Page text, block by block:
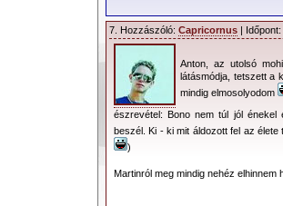
7. Hozzászóló: Capricornus |
Anton, az utolsó
látásmódja, tetszett a
mindig elmosolyodom
észrevétel: Bono nem túl jól énekel
beszél. Ki - ki mit áldozott fel az élete
)
Martinról meg mindig nehéz